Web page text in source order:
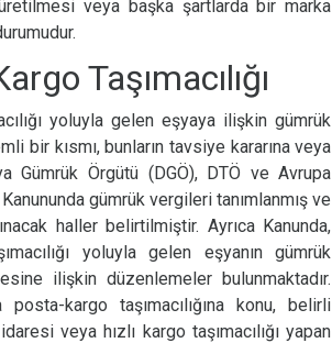
veya başka şartlarda bir marka
Taşımacılığı
yoluyla gelen eşyaya ilişkin gümrük
bir kısmı, bunların tavsiye kararına veya
Gümrük Örgütü (DGÖ), DTÖ ve Avrupa
gümrük vergileri tanımlanmış ve
haller belirtilmiştir. Ayrıca Kanunda,
yoluyla gelen eşyanın gümrük
ilişkin düzenlemeler bulunmaktadır.
kargo taşımacılığına konu, belirli
veya hızlı kargo taşımacılığı yapan